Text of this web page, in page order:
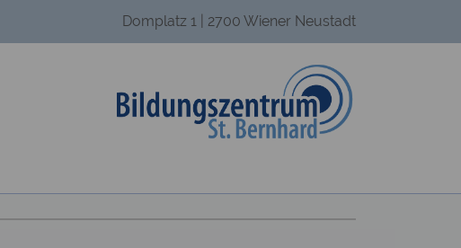
Domplatz 1 | 2700 Wiener Neustadt